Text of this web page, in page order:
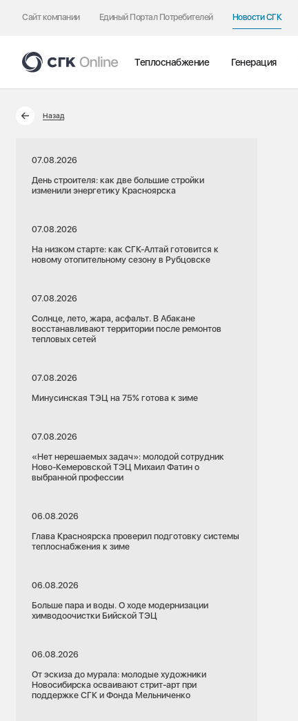
Сайт компании Единый Портал Потребителей Новости СГК
Теплоснабжение Генерация
Назад
07.08.2026
День строителя: как две большие стройки
изменили энергетику Красноярска
07.08.2026
На низком старте: как СГК-Алтай готовится к
новому отопительному сезону в Рубцовске
07.08.2026
Солнце, лето, жара, асфальт. В Абакане
восстанавливают территории после ремонтов
тепловых сетей
07.08.2026
Минусинская ТЭЦ на 75% готова к зиме
07.08.2026
«Нет нерешаемых задач»: молодой сотрудник
Ново-Кемеровской ТЭЦ Михаил Фатин о
выбранной профессии
06.08.2026
Глава Красноярска проверил подготовку системы
теплоснабжения к зиме
06.08.2026
Больше пара и воды. О ходе модернизации
химводоочистки Бийской ТЭЦ
06.08.2026
От эскиза до мурала: молодые художники
Новосибирска осваивают стрит-арт при
поддержке СГК и Фонда Мельниченко